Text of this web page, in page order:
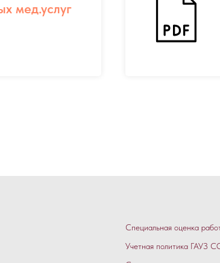
мед.услуг
Специальная оценка
Учетная политика ГАУЗ